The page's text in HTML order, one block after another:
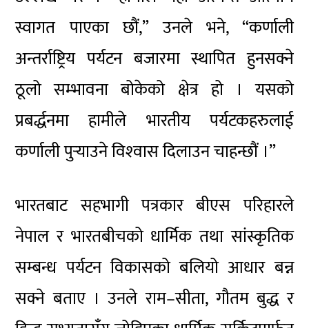
स्वागत पाएका छौं,” उनले भने, “कर्णाली
अन्तर्राष्ट्रिय पर्यटन बजारमा स्थापित हुनसक्ने
ठूलो सम्भावना बोकेको क्षेत्र हो । यसको
प्रबर्द्धनमा हामीले भारतीय पर्यटकहरुलाई
कर्णाली पुर्‍याउने विश्‍वास दिलाउन चाहन्छौं ।”
भारतबाट सहभागी पत्रकार बीएस परिहारले
नेपाल र भारतबीचको धार्मिक तथा सांस्कृतिक
सम्बन्ध पर्यटन विकासको बलियो आधार बन्न
सक्ने बताए । उनले राम–सीता, गौतम बुद्ध र